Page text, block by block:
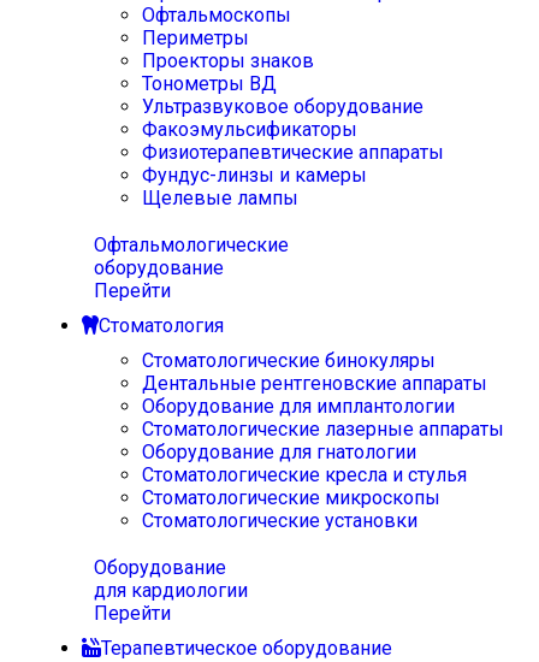
Офтальмоскопы
Периметры
Проекторы знаков
Тонометры ВД
Ультразвуковое оборудование
Факоэмульсификаторы
Физиотерапевтические аппараты
Фундус-линзы и камеры
Щелевые лампы
Офтальмологические
оборудование
Перейти
Стоматология
Стоматологические бинокуляры
Дентальные рентгеновские аппараты
Оборудование для имплантологии
Стоматологические лазерные аппараты
Оборудование для гнатологии
Стоматологические кресла и стулья
Стоматологические микроскопы
Стоматологические установки
Оборудование
для кардиологии
Перейти
Терапевтическое оборудование